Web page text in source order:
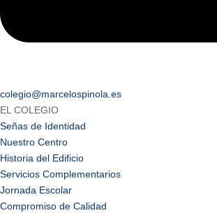
colegio@marcelospinola.es
EL COLEGIO
Señas de Identidad
Nuestro Centro
Historia del Edificio
Servicios Complementarios
Jornada Escolar
Compromiso de Calidad